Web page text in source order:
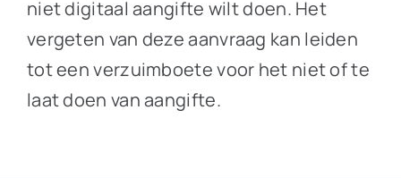
niet digitaal aangifte wilt doen. Het
vergeten van deze aanvraag kan leiden
tot een verzuimboete voor het niet of te
laat doen van aangifte.